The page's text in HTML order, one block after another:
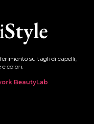
su tagli di capelli,
colori.
BeautyLab